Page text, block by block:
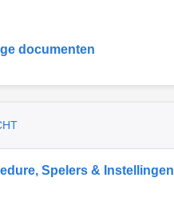
documenten
Spelers & Instellingen